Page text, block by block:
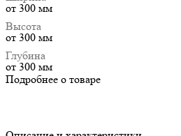
от 300 мм
Высота
от 300 мм
Глубина
от 300 мм
Подробнее о товаре